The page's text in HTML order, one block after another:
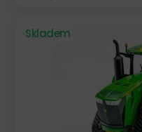
Skladem